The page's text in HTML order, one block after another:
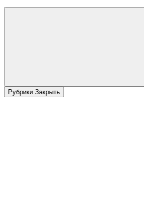
Рубрики Закрыть